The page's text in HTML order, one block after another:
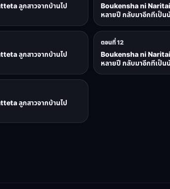
ลูกสาวจากบ้านไป
Boukensha ni
หลายปี กลับมาอีกทีเป็
ลูกสาวจากบ้านไป
ตอนที่ 12
Boukensha ni
หลายปี กลับมาอีกทีเป็
ลูกสาวจากบ้านไป